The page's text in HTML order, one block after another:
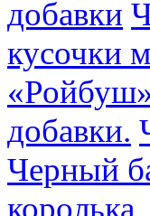
добавки
кусочки
добавки.
Черный